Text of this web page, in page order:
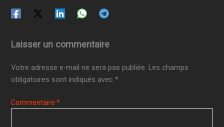
Laisser un commentaire
Votre adresse e-mail ne sera pas publiée. Les champs
obligatoires sont indiqués avec*
Commentaire*